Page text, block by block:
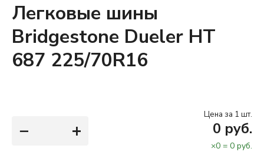
Легковые шины
Bridgestone Dueler HT
687 225/70R16
− +
Цена за 1 шт.
0 руб.
×0 = 0 руб.